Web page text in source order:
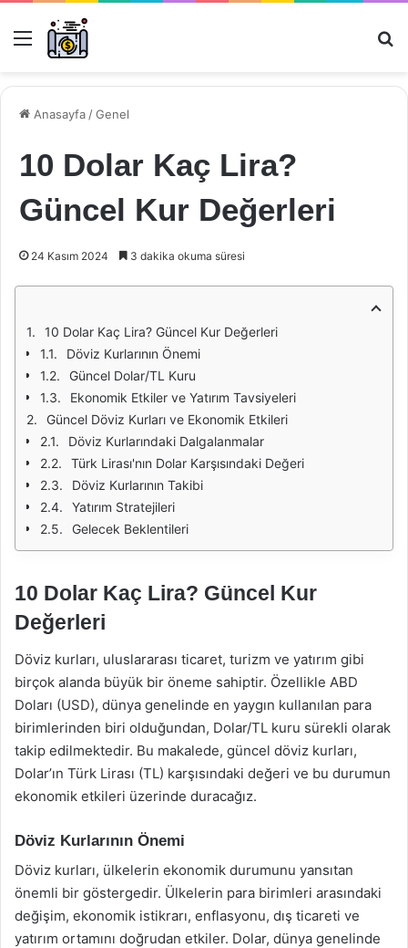
Menü
Anasayfa /Genel
10 Dolar Kaç Lira?
Güncel Kur Değerleri
24 Kasım 2024 3 dakika okuma süresi
10 Dolar Kaç Lira? Güncel Kur Değerleri
Döviz Kurlarının Önemi
Güncel Dolar/TL Kuru
Ekonomik Etkiler ve Yatırım Tavsiyeleri
Güncel Döviz Kurları ve Ekonomik Etkileri
Döviz Kurlarındaki Dalgalanmalar
Türk Lirası'nın Dolar Karşısındaki Değeri
Döviz Kurlarının Takibi
Yatırım Stratejileri
Gelecek Beklentileri
10 Dolar Kaç Lira? Güncel Kur
Değerleri
Döviz kurları, uluslararası ticaret, turizm ve yatırım gibi
birçok alanda büyük bir öneme sahiptir. Özellikle ABD
Doları (USD), dünya genelinde en yaygın kullanılan para
birimlerinden biri olduğundan, Dolar/TL kuru sürekli olarak
takip edilmektedir. Bu makalede, güncel döviz kurları,
Dolar’ın Türk Lirası (TL) karşısındaki değeri ve bu durumun
ekonomik etkileri üzerinde duracağız.
Döviz Kurlarının Önemi
Döviz kurları, ülkelerin ekonomik durumunu yansıtan
önemli bir göstergedir. Ülkelerin para birimleri arasındaki
değişim, ekonomik istikrarı, enflasyonu, dış ticareti ve
yatırım ortamını doğrudan etkiler. Dolar, dünya genelinde